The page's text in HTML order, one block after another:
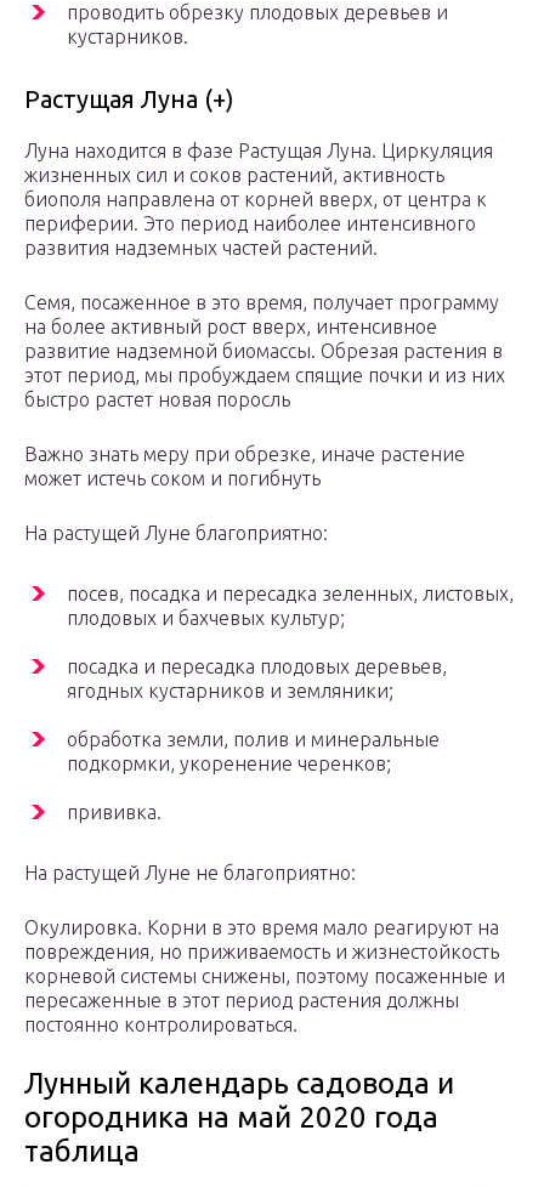
проводить обрезку плодовых деревьев и
кустарников.
Растущая Луна (+)
Луна находится в фазе Растущая Луна. Циркуляция
жизненных сил и соков растений, активность
биополя направлена от корней вверх, от центра к
периферии. Это период наиболее интенсивного
развития надземных частей растений.
Семя, посаженное в это время, получает программу
на более активный рост вверх, интенсивное
развитие надземной биомассы. Обрезая растения в
этот период, мы пробуждаем спящие почки и из них
быстро растет новая поросль
Важно знать меру при обрезке, иначе растение
может истечь соком и погибнуть
На растущей Луне благоприятно:
посев, посадка и пересадка зеленных, листовых,
плодовых и бахчевых культур;
посадка и пересадка плодовых деревьев,
ягодных кустарников и земляники;
обработка земли, полив и минеральные
подкормки, укоренение черенков;
прививка.
На растущей Луне не благоприятно:
Окулировка. Корни в это время мало реагируют на
повреждения, но приживаемость и жизнестойкость
корневой системы снижены, поэтому посаженные и
пересаженные в этот период растения должны
постоянно контролироваться.
Лунный календарь садовода и
огородника на май 2020 года
таблица